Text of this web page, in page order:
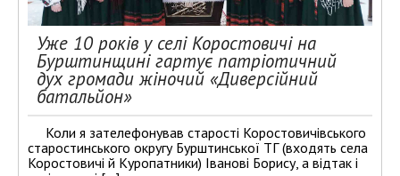
Уже 10 років у селі Коростовичі на
Бурштинщині гартує патріотичний
дух громади жіночий «Диверсійний
батальйон»
Коли я зателефонував старості Коростовичівського
старостинського округу Бурштинської ТГ (входять села
Коростовичі й Куропатники) Іванові Борису, а відтак і